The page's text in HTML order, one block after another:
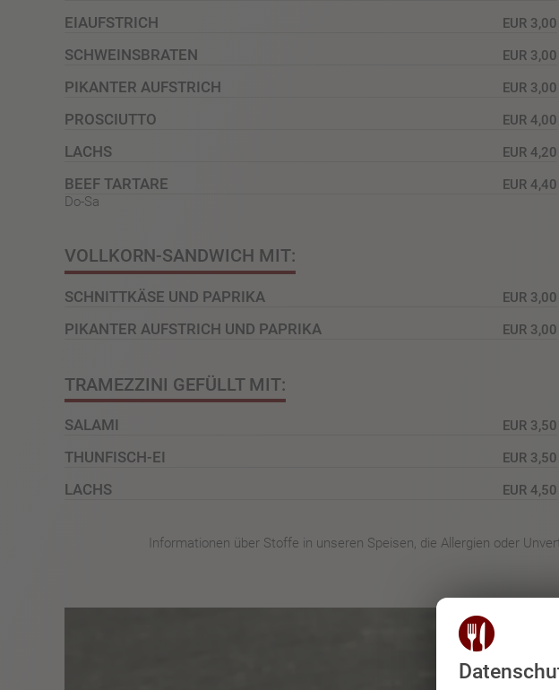
EIAUFSTRICH EUR 3,00
SCHWEINSBRATEN EUR 3,00
PIKANTER AUFSTRICH EUR 3,00
PROSCIUTTO EUR 4,00
LACHS EUR 4,20
BEEF TARTARE
Do-Sa
EUR 4,40
VOLLKORN-SANDWICH MIT:
SCHNITTKÄSE UND PAPRIKA EUR 3,00
PIKANTER AUFSTRICH UND PAPRIKA EUR 3,00
TRAMEZZINI GEFÜLLT MIT:
SALAMI EUR 3,50
THUNFISCH-EI EUR 3,50
LACHS EUR 4,50
Informationen über Stoffe in unseren Speisen, die Allergien oder